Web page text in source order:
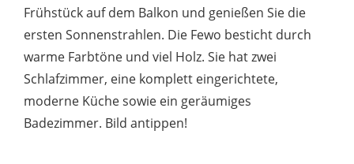
Frühstück auf dem Balkon und genießen Sie die
ersten Sonnenstrahlen. Die Fewo besticht durch
warme Farbtöne und viel Holz. Sie hat zwei
Schlafzimmer, eine komplett eingerichtete,
moderne Küche sowie ein geräumiges
Badezimmer. Bild antippen!